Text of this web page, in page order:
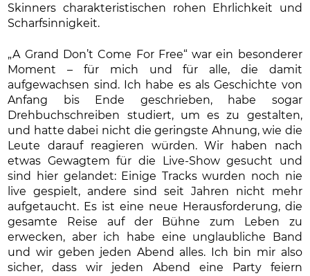
Skinners charakteristischen rohen Ehrlichkeit und
Scharfsinnigkeit.
„A Grand Don’t Come For Free“ war ein besonderer
Moment – für mich und für alle, die damit
aufgewachsen sind. Ich habe es als Geschichte von
Anfang bis Ende geschrieben, habe sogar
Drehbuchschreiben studiert, um es zu gestalten,
und hatte dabei nicht die geringste Ahnung, wie die
Leute darauf reagieren würden. Wir haben nach
etwas Gewagtem für die Live-Show gesucht und
sind hier gelandet: Einige Tracks wurden noch nie
live gespielt, andere sind seit Jahren nicht mehr
aufgetaucht. Es ist eine neue Herausforderung, die
gesamte Reise auf der Bühne zum Leben zu
erwecken, aber ich habe eine unglaubliche Band
und wir geben jeden Abend alles. Ich bin mir also
sicher, dass wir jeden Abend eine Party feiern